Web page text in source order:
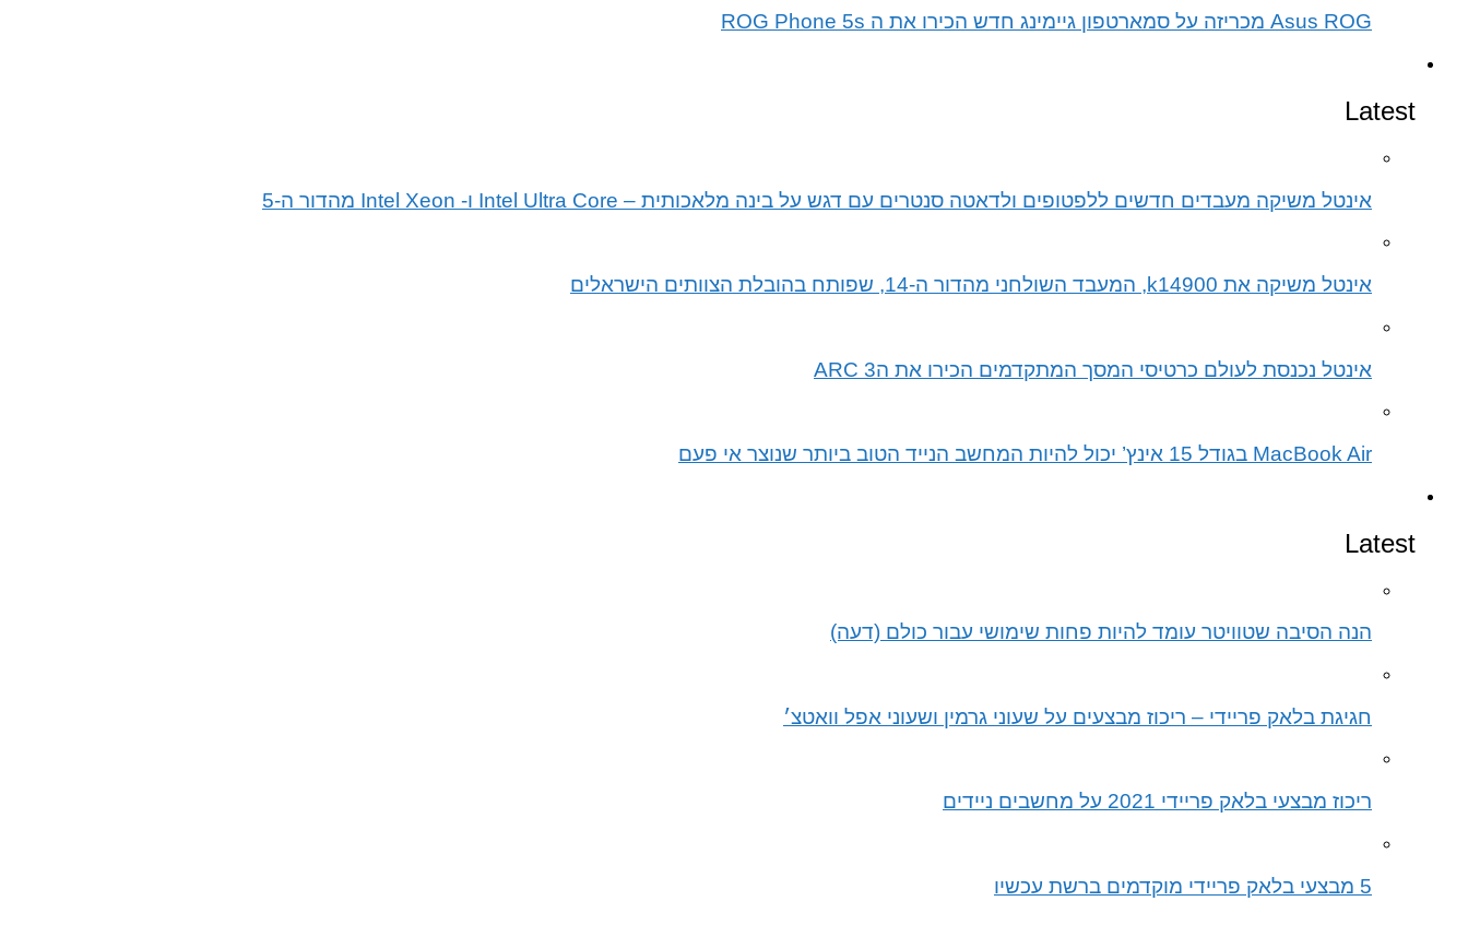
Asus ROG מכריזה על סמארטפון גיימינג חדש הכירו את ה ROG Phone 5s
Latest
אינטל משיקה מעבדים חדשים ללפטופים ולדאטה סנטרים עם דגש על בינה מלאכותית – Intel Ultra Core ו- Intel Xeon מהדור ה-5
אינטל משיקה את k14900, המעבד השולחני מהדור ה-14, שפותח בהובלת הצוותים הישראלים
אינטל נכנסת לעולם כרטיסי המסך המתקדמים הכירו את הARC 3
MacBook Air בגודל 15 אינץ’ יכול להיות המחשב הנייד הטוב ביותר שנוצר אי פעם
Latest
הנה הסיבה שטוויטר עומד להיות פחות שימושי עבור כולם (דעה)
חגיגת בלאק פריידי – ריכוז מבצעים על שעוני גרמין ושעוני אפל וואטצ׳
ריכוז מבצעי בלאק פריידי 2021 על מחשבים ניידים
5 מבצעי בלאק פריידי מוקדמים ברשת עכשיו